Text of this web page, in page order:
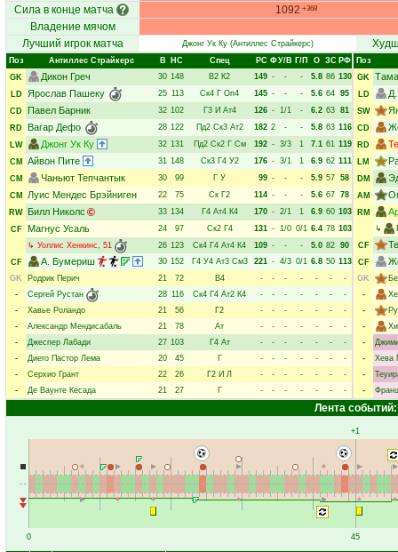
Сила в конце матча 1092 +368
Владение мячом
Лучший игрок матча
Джонг Ук Ку (Антиллес Страйкерс)
Поз Антиллес Страйкерс В НC Спец РC ФУ/В Г/П О ЗС РФ
GK
Дикон Греч 30 148 В2 К2 149 - - - 5.8 86 130
LD
Ярослав Пашеку 25 113 Ск4 Г Оп4 145 - - - 5.6 64 95
CD Павел Барник 32 102 Г3 И Ат4 126 - 1/1 - 6.2 63 81
RD
Вагар Дефо 28 122 Пд2 Ск3 Ат2 182 2 - - 5.8 63 116
LW
Джонг Ук Ку 32 131 Пд2 Ск2 Г См 192 - 3/3 1 7.1 61 119
CM
Айвон Пите 31 148 Ск3 Г4 У2 176 - 3/1 1 6.9 62 111
CM
Чаньют Тепчантык 30 99 Г У 99 - - - 5.9 57 58
CM
Луис Мендес Брэйниген 22 75 Ск Г2 114 - - - 5.6 67 78
RW Билл Николс 33 134 Г4 Ат4 К4 170 - 2/1 1 6.9 60 103
CF
Магнус Усаль 24 97 Ск2 Г4 131 - 1/0 0/1 6.4 78 103
↳ Уоллис Хенкинс, 51 26 123 Ск4 Г4 Ат4 К4 109 - - - 5.0 82 90
CF
А. Бумериш 30 152 Г4 У4 Ат3 См3 221 - 4/3 0/1 6.8 50 113
GK
Родрик Перич 21 72 В4 - - - - - -
-
-
Сергей Рустан 28 116 Ск4 Г4 Ат2 К4 - - - - - -
-
-
Хавье Роландо 21 56 Г2 - - - - - -
-
-
Александр Мендисабаль 21 78 Ат - - - - - -
-
-
Джеспер Лабади 27 103 Г4 Ат - - - - - -
-
-
Диего Пастор Лема 20 45 Г - - - - - -
-
-
Серхио Грант 22 26 Г2 И Л - - - - - -
-
-
Де Ваунте Кесада 21 27 Г - - - - - - -
Поз
GK
LD
SW
CD
RD
LM
DM
AM
RM
↳
CF
CF
GK
-
-
-
-
-
Хева
-
-
Лента событий:
0
+1
45